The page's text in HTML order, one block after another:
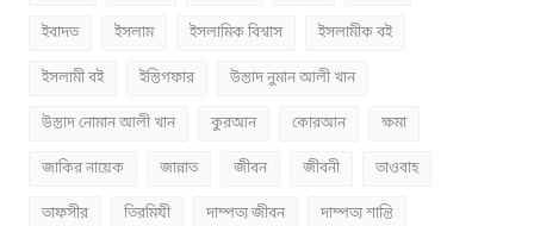
ইবাদত ইসলাম ইসলামিক বিশ্বাস ইসলামীক বই
ইসলামী বই ইস্তিগফার উস্তাদ নুমান আলী খান
উস্তাদ নোমান আলী খান কুরআন কোরআন ক্ষমা
জাকির নায়েক জান্নাত জীবন জীবনী তাওবাহ
তাফসীর তিরমিযী দাম্পত্য জীবন দাম্পত্য শান্তি